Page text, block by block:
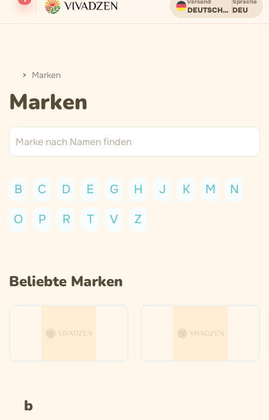
Kostenloser Versand ab einem Bestellwert von 85 EUR.
DEUTSCHLAND
DEU
Marken
Marken
B C D E G H J K M
N
O
P R T V Z
Beliebte Marken
b